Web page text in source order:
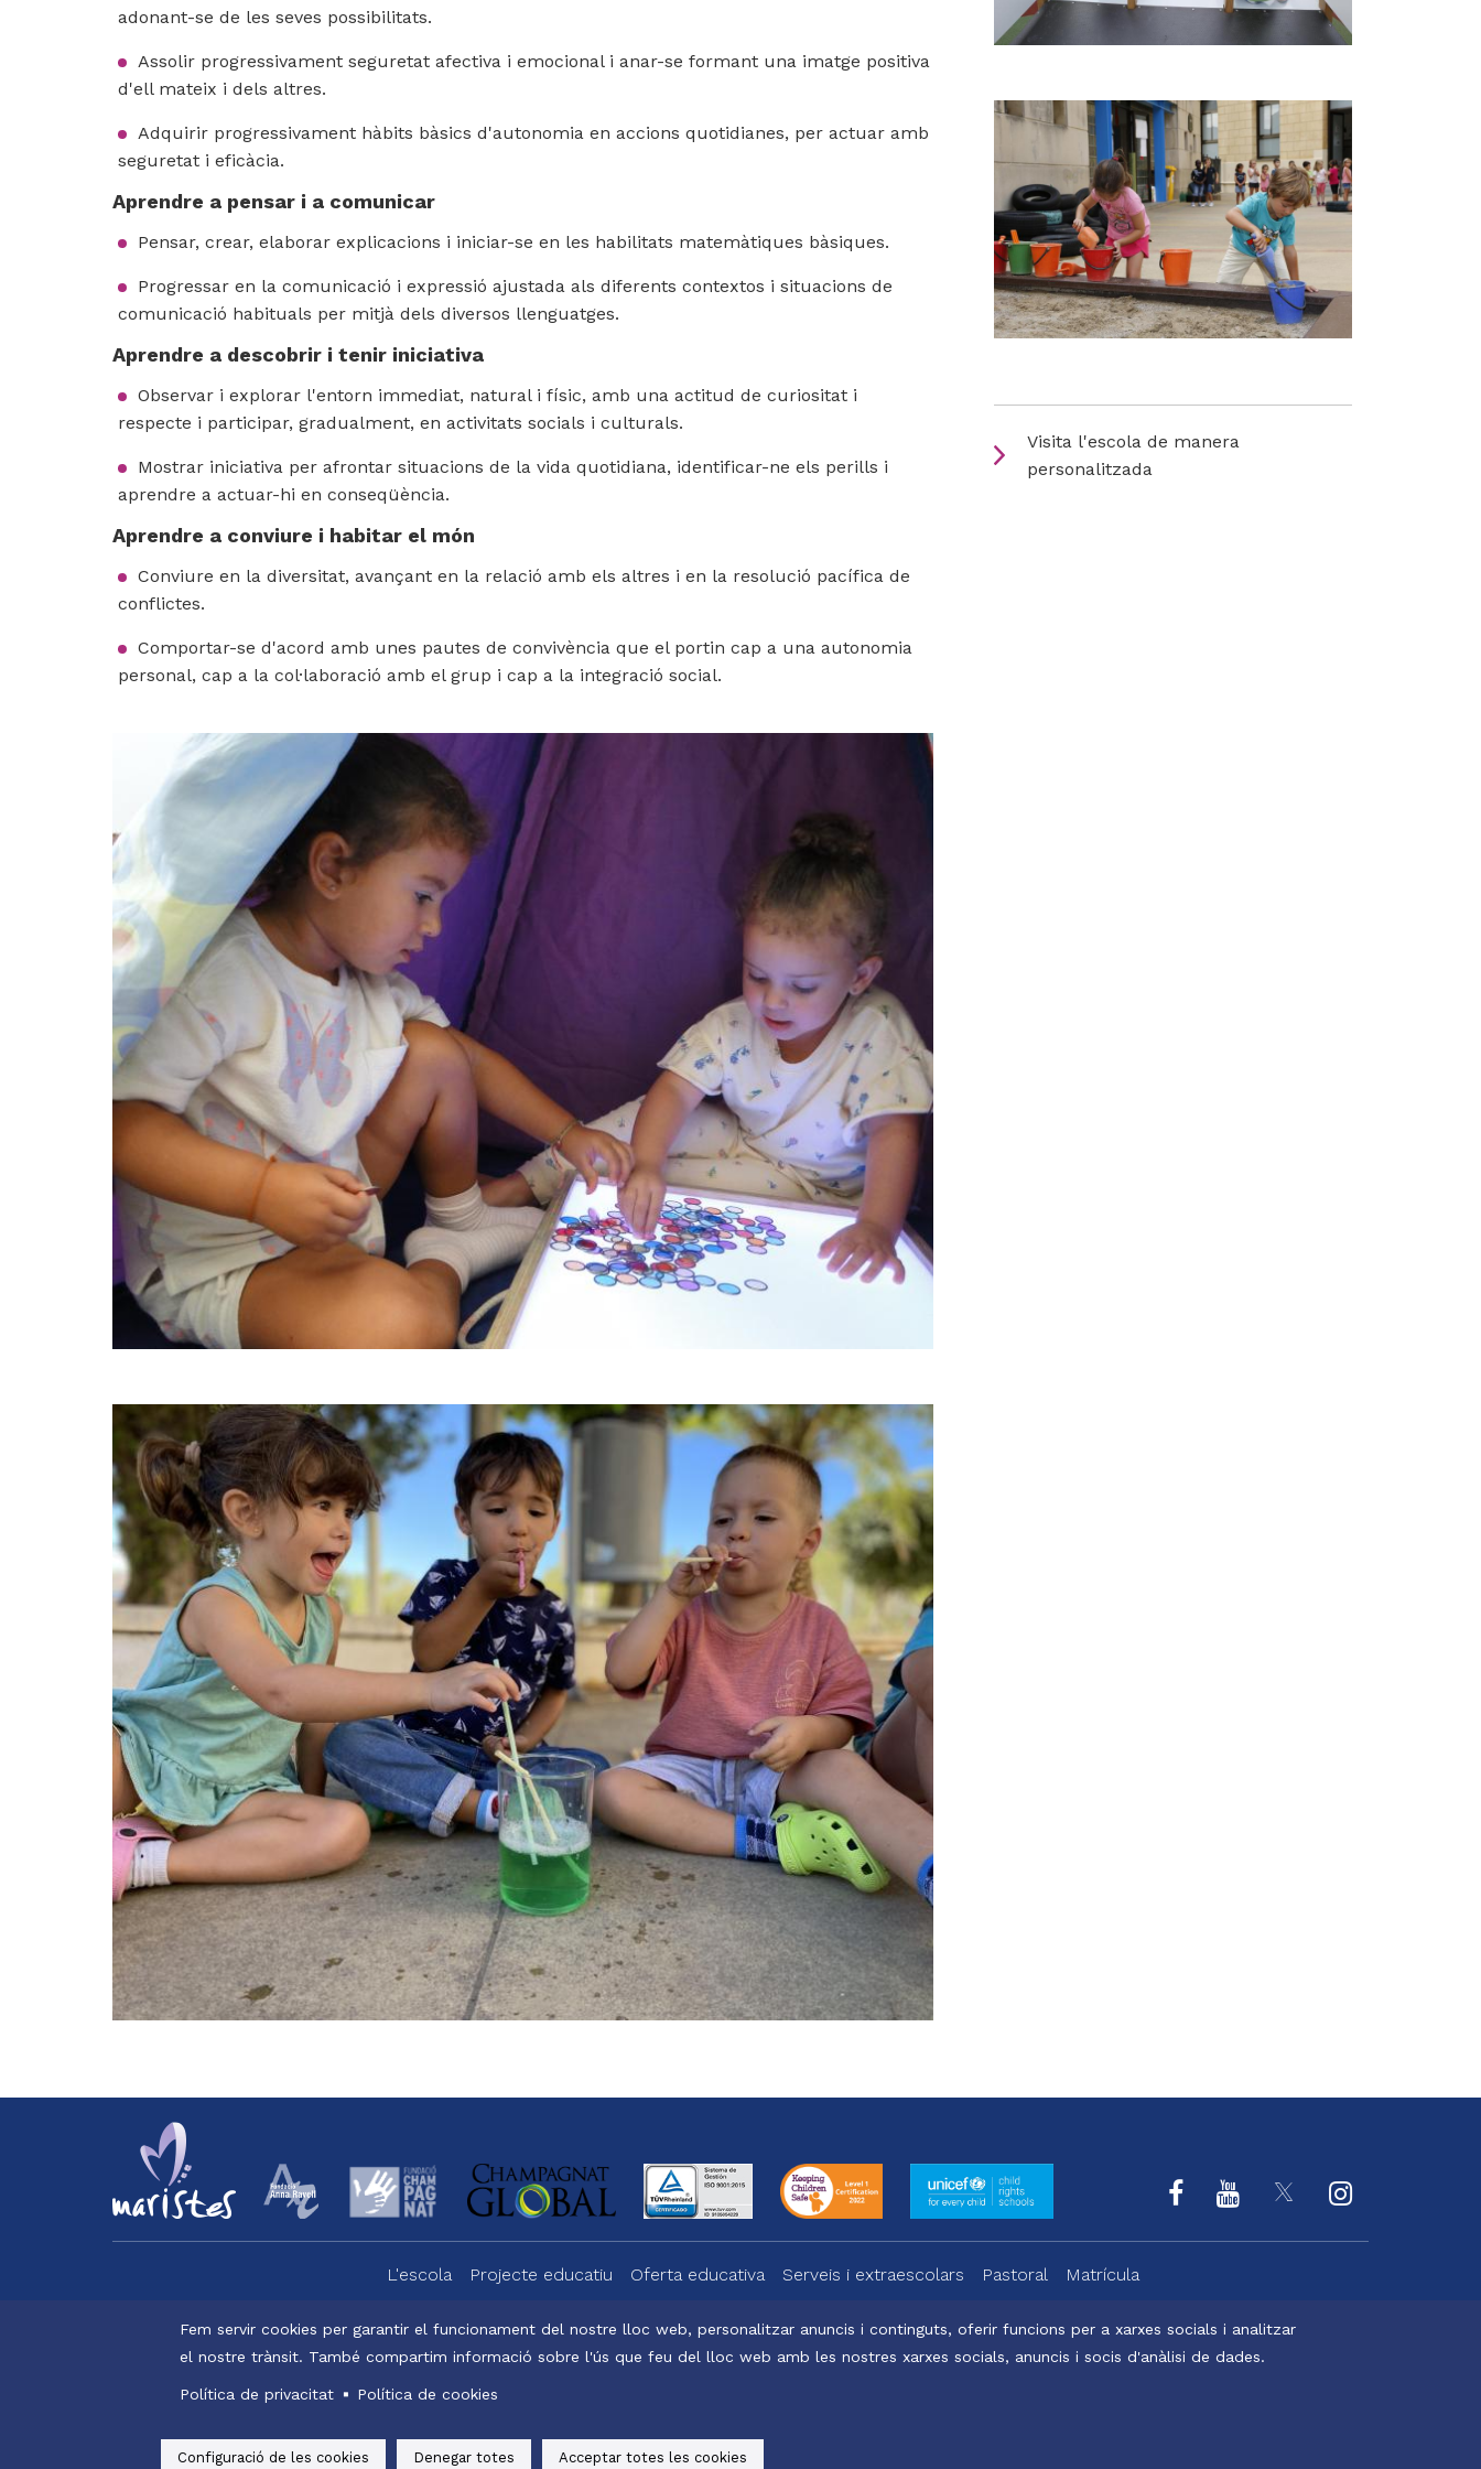
adonant-se de les seves possibilitats.
Assolir progressivament seguretat afectiva i emocional i anar-se formant una imatge positiva
d'ell mateix i dels altres.
Adquirir progressivament hàbits bàsics d'autonomia en accions quotidianes, per actuar amb
seguretat i eficàcia.
Aprendre a pensar i a comunicar
Pensar, crear, elaborar explicacions i iniciar-se en les habilitats matemàtiques bàsiques.
Progressar en la comunicació i expressió ajustada als diferents contextos i situacions de
comunicació habituals per mitjà dels diversos llenguatges.
Aprendre a descobrir i tenir iniciativa
Observar i explorar l'entorn immediat, natural i físic, amb una actitud de curiositat i
respecte i participar, gradualment, en activitats socials i culturals.
Mostrar iniciativa per afrontar situacions de la vida quotidiana, identificar-ne els perills i
aprendre a actuar-hi en conseqüència.
Aprendre a conviure i habitar el món
Conviure en la diversitat, avançant en la relació amb els altres i en la resolució pacífica de
conflictes.
Comportar-se d'acord amb unes pautes de convivència que el portin cap a una autonomia
personal, cap a la col·laboració amb el grup i cap a la integració social.
Visita l'escola de manera
personalitzada
Fem servir cookies per garantir el funcionament del nostre lloc web, personalitzar anuncis i continguts, oferir funcions per a xarxes socials i analitzar
el nostre trànsit. També compartim informació sobre l'ús que feu del lloc web amb les nostres xarxes socials, anuncis i socis d'anàlisi de dades.
Política de privacitat Política de cookies
Configuració de les cookies Denegar totes Acceptar totes les cookies
footer
ravell
L'escola Projecte educatiu Oferta educativa Serveis i extraescolars Pastoral Matrícula
Alexia
Office 365
Menu
legals